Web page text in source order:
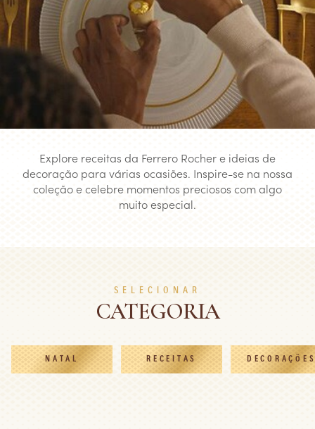
Explore receitas da Ferrero Rocher e ideias de
decoração para várias ocasiões. Inspire-se na nossa
coleção e celebre momentos preciosos com algo
muito especial.
SELECIONAR
CATEGORIA
NATAL RECEITAS